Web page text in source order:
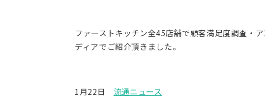
ファーストキッチン全45店舗で顧客満足度調査・
ディアでご紹介頂きました。
1月22日 流通ニュース